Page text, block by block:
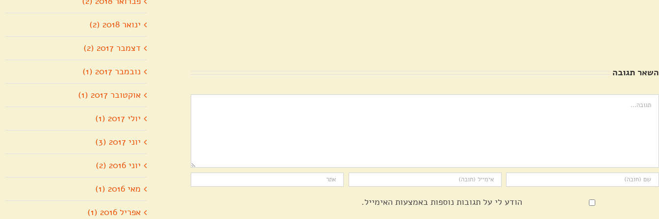
בעומר
בהר
השאר תגובה
הודע לי על תגובות נוספות באמצעות האימייל.
ינואר 2018 (2)
דצמבר 2017 (2)
נובמבר 2017 (1)
אוקטובר 2017 (1)
יולי 2017 (1)
יוני 2017 (3)
יוני 2016 (2)
מאי 2016 (1)
אפריל 2016 (1)